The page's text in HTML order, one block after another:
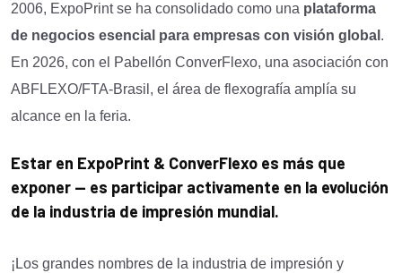
2006, ExpoPrint se ha consolidado como una plataforma
de negocios esencial para empresas con visión global .
En 2026, con el Pabellón ConverFlexo, una asociación con
ABFLEXO/FTA-Brasil, el área de flexografía amplía su
alcance en la feria.
Estar en ExpoPrint & ConverFlexo es más que
exponer — es participar activamente en la evolución
de la industria de impresión mundial.
¡Los grandes nombres de la industria de impresión y